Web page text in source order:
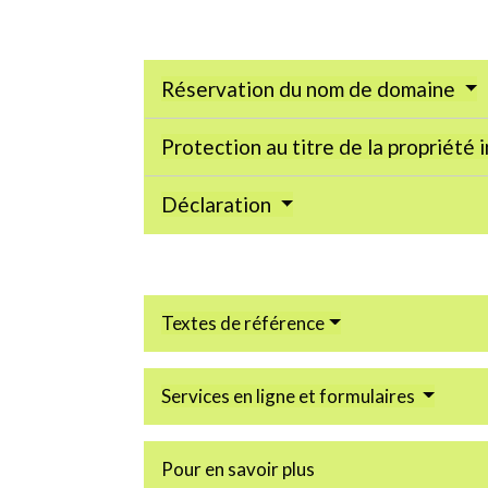
Réservation du nom de domaine
Protection au titre de la propriété
Déclaration
Textes de référence
Services en ligne et formulaires
Pour en savoir plus